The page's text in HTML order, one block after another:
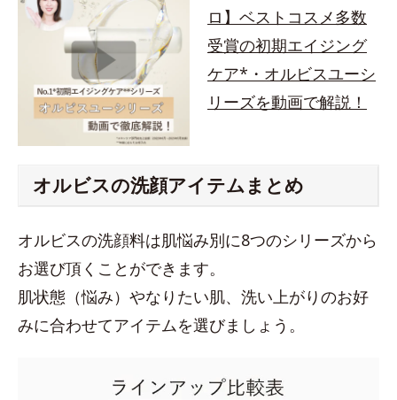
ロ】ベストコスメ多数
受賞の初期エイジング
ケア*・オルビスユーシ
リーズを動画で解説！
オルビスの洗顔アイテムまとめ
オルビスの洗顔料は肌悩み別に8つのシリーズから
お選び頂くことができます。
肌状態（悩み）やなりたい肌、洗い上がりのお好
みに合わせてアイテムを選びましょう。